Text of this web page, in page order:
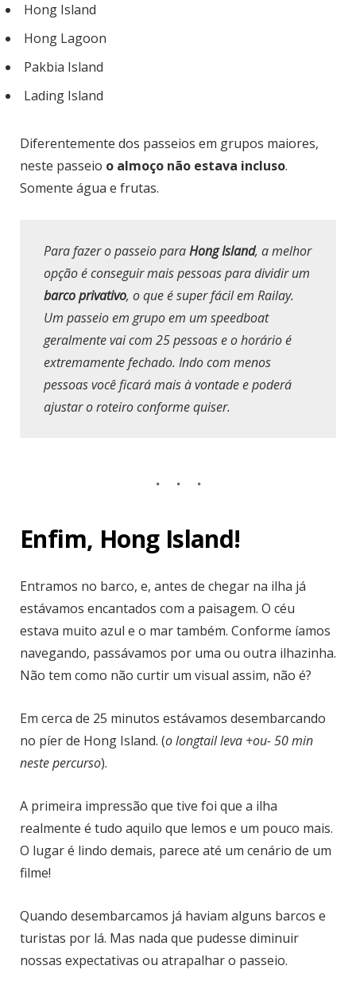
Hong Island
Hong Lagoon
Pakbia Island
Lading Island
Diferentemente dos passeios em grupos maiores,
neste passeio o almoço não estava incluso.
Somente água e frutas.
Para fazer o passeio paraHong Island, a melhor
opção é conseguir mais pessoas para dividir um
barco privativo, o que é super fácil em Railay.
Um passeio em grupo em um speedboat
geralmente vai com 25 pessoas e o horário é
extremamente fechado. Indo com menos
pessoas você ficará mais à vontade e poderá
ajustar o roteiro conforme quiser.
Enfim, Hong Island!
Entramos no barco, e, antes de chegar na ilha já
estávamos encantados com a paisagem. O céu
estava muito azul e o mar também. Conforme íamos
navegando, passávamos por uma ou outra ilhazinha.
Não tem como não curtir um visual assim, não é?
Em cerca de 25 minutos estávamos desembarcando
no píer de Hong Island. (o longtail leva +ou- 50 min
neste percurso).
A primeira impressão que tive foi que a ilha
realmente é tudo aquilo que lemos e um pouco mais.
O lugar é lindo demais, parece até um cenário de um
filme!
Quando desembarcamos já haviam alguns barcos e
turistas por lá. Mas nada que pudesse diminuir
nossas expectativas ou atrapalhar o passeio.